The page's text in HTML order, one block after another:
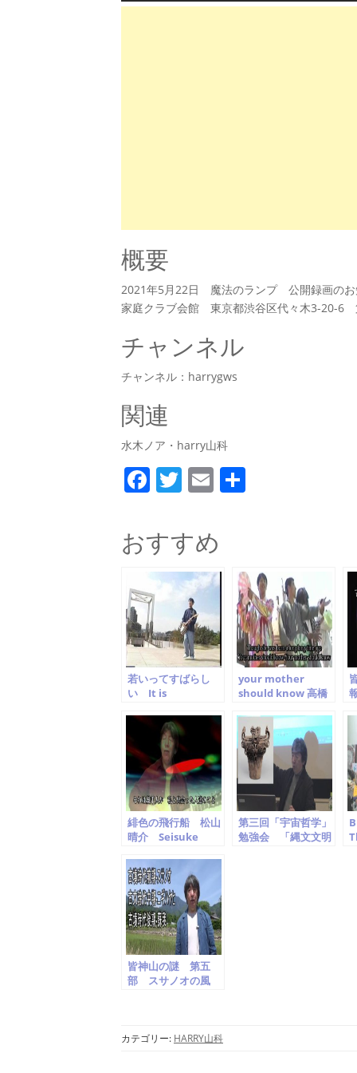
概要
2021年5月22日 魔法のランプ 公開録画
家庭クラブ会館 東京都渋谷区代々木3-20-
チャンネル
チャンネル：harrygws
関連
水木ノア・harry山科
F
c
e
b
o
o
k
T
itt
er
E
ai
l
おすすめ
若いってすばらし
い It is
Young 高橋スキイ
チ 松山晴介
your mother
should know 高橋
beatles cover
緋色の飛行船 松山
晴介 Seisuke
第三回「宇宙哲学」
勉強会 「縄文文明
皆神山の謎 第五
部 スサノオの風
カテゴリー: HARRY山科